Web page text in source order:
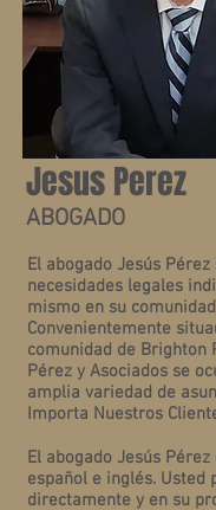
El abogado Jesús
necesidades legales
mismo en su
Convenientemente
comunidad de Brighton
Pérez y Asociados se
amplia variedad de
Importa Nuestros
El abogado Jesús
español e inglés. Usted
directamente y en su
Jesus Perez
ABOGADO